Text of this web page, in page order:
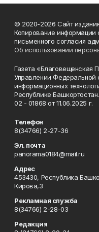
© 2020-2026 Сайт
Копирование информации
письменного согласия
Об использовании
Газета «Благовещенская
Управлении Федеральной
информационных
Республике
02 - 01868 от 11.06.2025 г.
Телефон
8(34766) 2-27-36
Эл. почта
panorama0184@mail.ru
Адрес
453430, Республика
Кирова,3
Рекламная служба
8(34766) 2-28-03
Редакция